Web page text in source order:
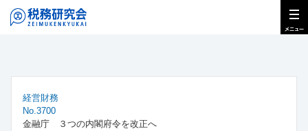
経営財務
No.3700
金融庁 ３つの内閣府令を改正へ